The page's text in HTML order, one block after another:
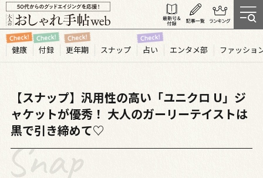
健康 付録 更年期 スナップ 占い エンタメ部 ファッショ
【スナップ】汎用性の高い「ユニクロ U」ジ
ャケットが優秀！ 大人のガーリーテイストは
黒で引き締めて♡